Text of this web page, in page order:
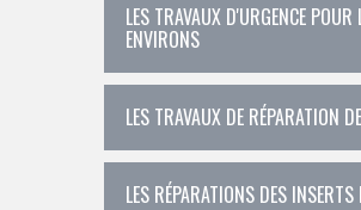
LES TRAVAUX D'URGENCE
ENVIRONS
LES TRAVAUX DE RÉPARATION
LES RÉPARATIONS DES